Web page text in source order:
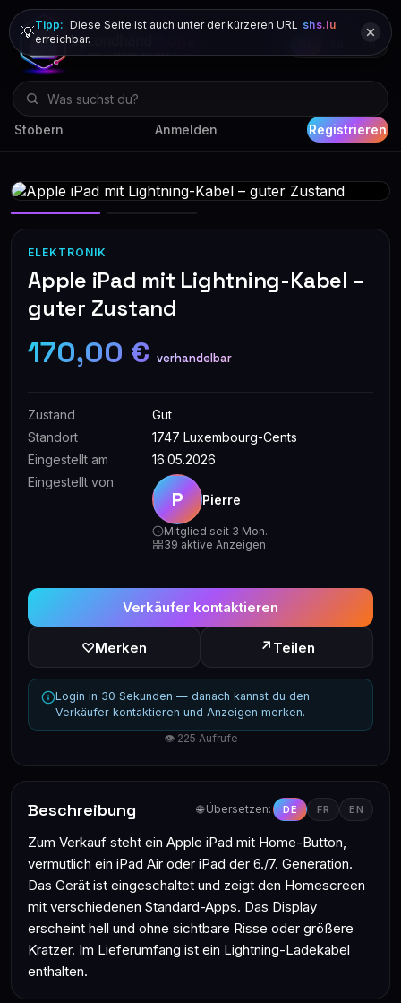
Stöbern Anmelden Registrieren
💡Tipp: Diese Seite ist auch unter der kürzeren URL shs.lu
erreichbar.
ELEKTRONIK
Apple iPad mit Lightning-Kabel –
guter Zustand
170,00 € verhandelbar
Zustand
Gut
Standort
1747 Luxembourg-Cents
Eingestellt am
16.05.2026
Eingestellt von
P Pierre
Mitglied seit 3 Mon.
39 aktive Anzeigen
Verkäufer kontaktieren
♡Merken ↗ Teilen
Login in 30 Sekunden — danach kannst du den
Verkäufer kontaktieren und Anzeigen merken.
👁 225 Aufrufe
Beschreibung 🌐 Übersetzen: DE FR EN
Zum Verkauf steht ein Apple iPad mit Home-Button,
vermutlich ein iPad Air oder iPad der 6./7. Generation.
Das Gerät ist eingeschaltet und zeigt den Homescreen
mit verschiedenen Standard-Apps. Das Display
erscheint hell und ohne sichtbare Risse oder größere
Kratzer. Im Lieferumfang ist ein Lightning-Ladekabel
enthalten.